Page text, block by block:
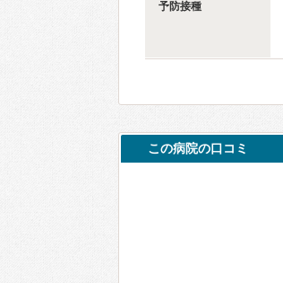
予防接種
この病院の口コミ